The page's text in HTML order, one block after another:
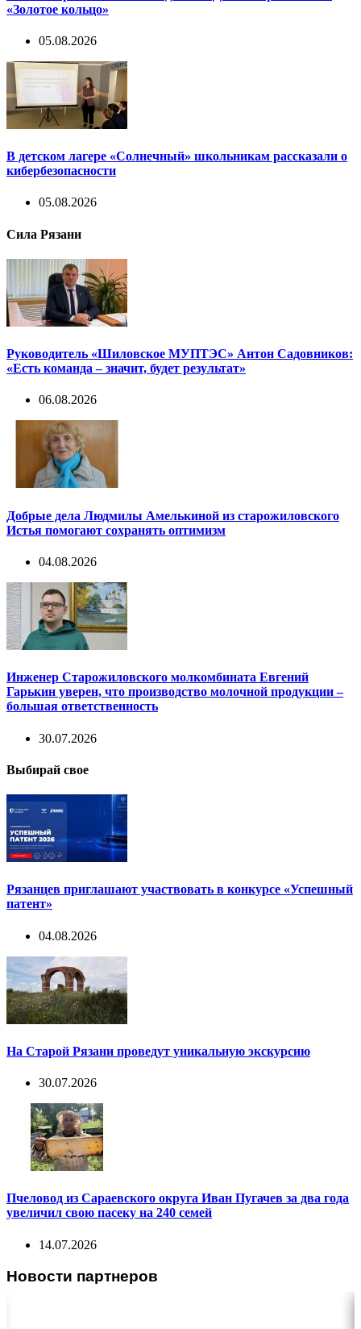
«Золотое кольцо»
05.08.2026
В детском лагере «Солнечный» школьникам рассказали о
кибербезопасности
05.08.2026
Сила Рязани
Руководитель «Шиловское МУПТЭС» Антон Садовников:
«Есть команда – значит, будет результат»
06.08.2026
Добрые дела Людмилы Амелькиной из старожиловского
Истья помогают сохранять оптимизм
04.08.2026
Инженер Старожиловского молкомбината Евгений
Гарькин уверен, что производство молочной продукции –
большая ответственность
30.07.2026
Выбирай свое
Рязанцев приглашают участвовать в конкурсе «Успешный
патент»
04.08.2026
На Старой Рязани проведут уникальную экскурсию
30.07.2026
Пчеловод из Сараевского округа Иван Пугачев за два года
увеличил свою пасеку на 240 семей
14.07.2026
Новости партнеров